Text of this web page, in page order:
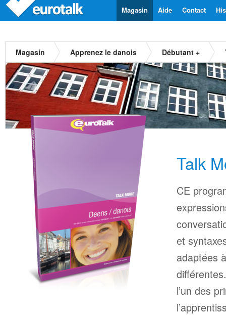
Contact
Aide
Magasin
Magasin Apprenez le danois Débutant +
Talk
CE
et
adaptées
l’un des